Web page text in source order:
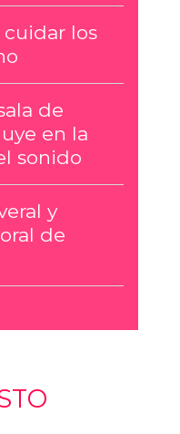
cuidar los
de
en la
sonido
y
de